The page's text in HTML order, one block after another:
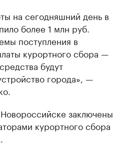
на сегодняшний день в
более 1 млн руб.
поступления в
курортного сбора —
будут
города», —
заключены
курортного сбора